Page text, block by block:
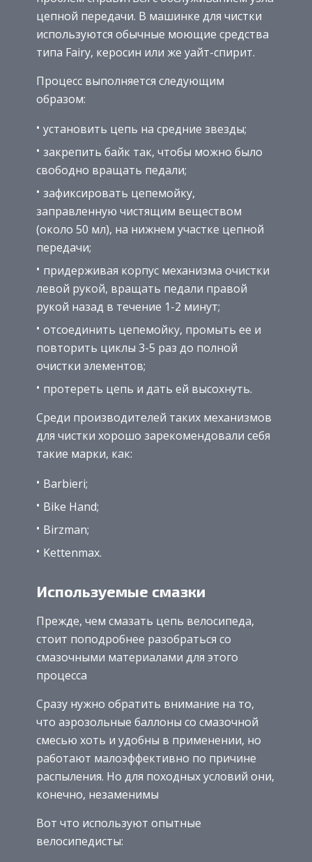
цепной передачи. В машинке для чистки
используются обычные моющие средства
типа Fairy, керосин или же уайт-спирит.
Процесс выполняется следующим
образом:
установить цепь на средние звезды;
закрепить байк так, чтобы можно было
свободно вращать педали;
зафиксировать цепемойку,
заправленную чистящим веществом
(около 50 мл), на нижнем участке цепной
передачи;
придерживая корпус механизма очистки
левой рукой, вращать педали правой
рукой назад в течение 1-2 минут;
отсоединить цепемойку, промыть ее и
повторить циклы 3-5 раз до полной
очистки элементов;
протереть цепь и дать ей высохнуть.
Среди производителей таких механизмов
для чистки хорошо зарекомендовали себя
такие марки, как:
Barbieri;
Bike Hand;
Birzman;
Kettenmax.
Используемые смазки
Прежде, чем смазать цепь велосипеда,
стоит поподробнее разобраться со
смазочными материалами для этого
процесса
Сразу нужно обратить внимание на то,
что аэрозольные баллоны со смазочной
смесью хоть и удобны в применении, но
работают малоэффективно по причине
распыления. Но для походных условий они,
конечно, незаменимы
Вот что используют опытные
велосипедисты: